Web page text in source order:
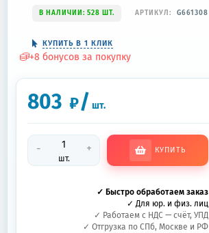
В НАЛИЧИИ: 528 ШТ. АРТИКУЛ: G661308
КУПИТЬ В 1 КЛИК
+8 бонусов за покупку
803 ₽/ шт.
-
шт.
+ КУПИТЬ
✓ Быстро обработаем заказ
✓ Для юр. и физ. лиц
✓ Работаем с НДС — счёт, УПД
✓ Отгрузка по СПб, Москве и РФ